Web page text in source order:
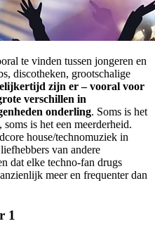
te vinden tussen jongeren en
discotheken, grootschalige
zijn er – vooral voor
verschillen in
onderling. Soms is het
is het een meerderheid.
house/technomuziek in
van andere
dat elke techno-fan drugs
meer en frequenter dan
1